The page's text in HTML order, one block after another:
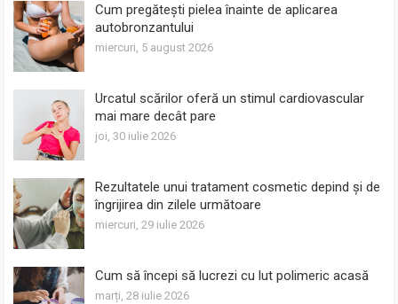
Cum pregătești pielea înainte de aplicarea
autobronzantului
miercuri, 5 august 2026
Urcatul scărilor oferă un stimul cardiovascular
mai mare decât pare
joi, 30 iulie 2026
Rezultatele unui tratament cosmetic depind și de
îngrijirea din zilele următoare
miercuri, 29 iulie 2026
Cum să începi să lucrezi cu lut polimeric acasă
marți, 28 iulie 2026